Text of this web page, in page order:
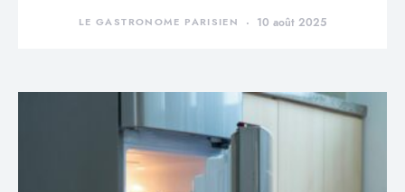
LE GASTRONOME PARISIEN 10 août 2025